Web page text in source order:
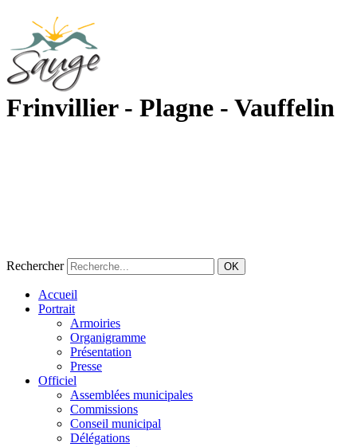
Frinvillier - Plagne - Vauffelin
Rechercher OK
Accueil
Portrait
Armoiries
Organigramme
Présentation
Presse
Officiel
Assemblées municipales
Commissions
Conseil municipal
Délégations